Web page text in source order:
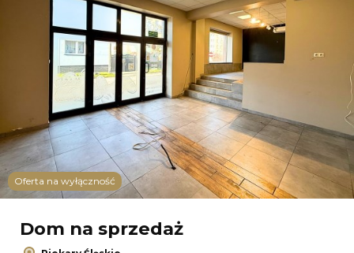
Oferta na wyłączność
Dom na sprzedaż